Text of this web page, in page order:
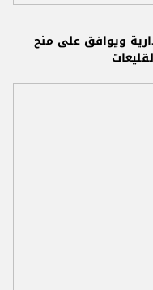
ويوافق على منح